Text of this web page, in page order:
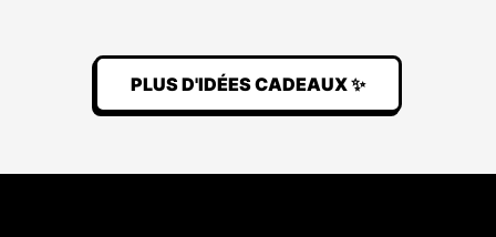
PLUS D'IDÉES CADEAUX ✨